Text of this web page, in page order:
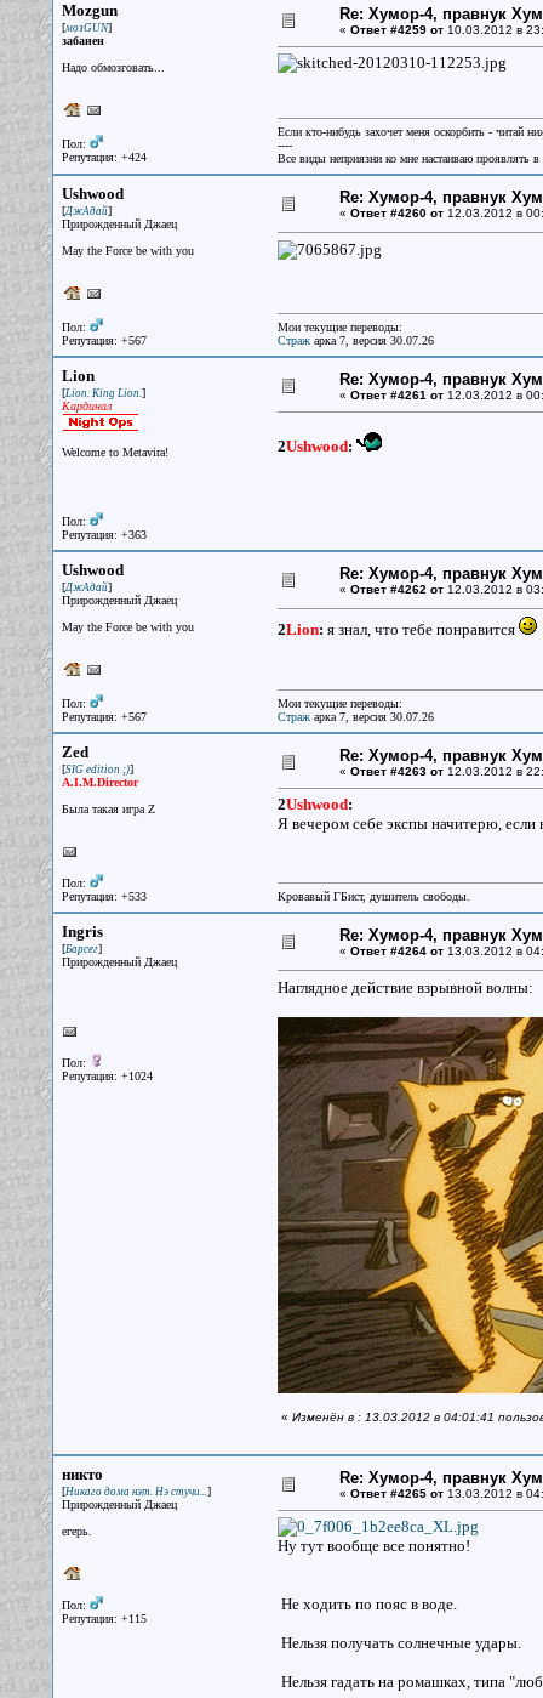
Mozgun
[мозGUN]
забанен
Надо обмозговать...
Пол:
Репутация: +424
Re: Хумор-4, правнук
« Ответ #4259 от10.03.2012 в
Если кто-нибудь захочет меня оскорбить - читай
----
Все виды неприязни ко мне настаиваю проявлять
Ushwood
[ДжАдай]
Прирожденный Джаец
May the Force be with you
Пол:
Репутация: +567
Re: Хумор-4, правнук
« Ответ #4260 от12.03.2012 в
Мои текущие переводы:
Стражарка 7, версия 30.07.26
Lion
[Lion. King Lion.]
Кардинал
Welcome to Metavira!
Пол:
Репутация: +363
Re: Хумор-4, правнук
« Ответ #4261 от12.03.2012 в
2Ushwood:
Ushwood
[ДжАдай]
Прирожденный Джаец
May the Force be with you
Пол:
Репутация: +567
Re: Хумор-4, правнук
« Ответ #4262 от12.03.2012 в
2Lion: я знал, что тебе понравится
Мои текущие переводы:
Стражарка 7, версия 30.07.26
Zed
[SIG edition ;)]
A.I.M.Director
Была такая игра Z
Пол:
Репутация: +533
Re: Хумор-4, правнук
« Ответ #4263 от12.03.2012 в
2Ushwood:
Я вечером себе экспы начитерю, если
Кровавый ГБист, душитель свободы.
Ingris
[Барсег]
Прирожденный Джаец
Пол:
Репутация: +1024
Re: Хумор-4, правнук
« Ответ #4264 от13.03.2012 в
Наглядное действие взрывной волны:
« Изменён в : 13.03.2012 в 04:01:41
никто
[Никаго дома нэт. Нэ стучи...]
Прирожденный Джаец
егерь.
Пол:
Репутация: +115
Re: Хумор-4, правнук
« Ответ #4265 от13.03.2012 в
Ну тут вообще все понятно!
Не ходить по пояс в воде.
Нельзя получать солнечные удары.
Нельзя гадать на ромашках, типа